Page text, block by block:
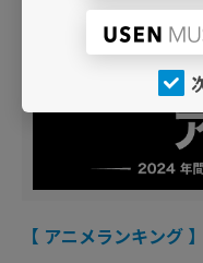
【 アニメランキング